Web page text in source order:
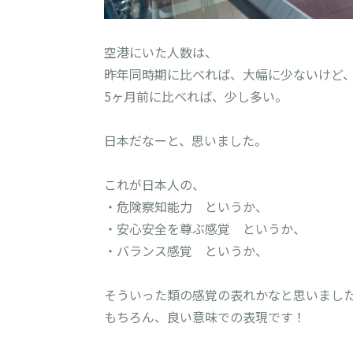
空港にいた人数は、
昨年同時期に比べれば、大幅に少ないけど
5ヶ月前に比べれば、少し多い。
日本だなーと、思いました。
これが日本人の、
・危険察知能力　というか、
・安心安全を尊ぶ感覚　というか、
・バランス感覚　というか、
そういった類の感覚の表れかなと思いまし
もちろん、良い意味での表現です！